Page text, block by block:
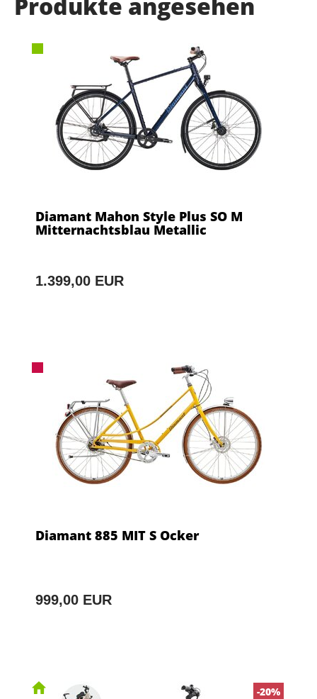
Diamant Mahon Style Plus SO M
Mitternachtsblau Metallic
1.399,00 EUR
Diamant 885 MIT S Ocker
999,00 EUR
-20%